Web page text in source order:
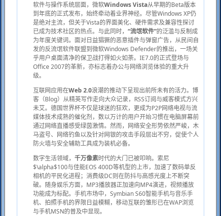
软件与操作系统层面，微软Windows Vista从早期的Beta版本
到年底的正式发布，始终牵动着业界神经。尽管Windows XP仍
是绝对主流，但关于Vista的界面美化、硬件需求及兼容性探讨
已成为技术社区的热点。与此同时， “流氓软件”的泛滥与反制成
为年度关键词。面对日益猖獗的恶意插件与弹窗广告，从民间自
发的反流氓软件联盟到微软Windows Defender的推出，一场关
乎用户桌面清净的保卫战打得如火如荼。IE7.0的正式登场与
Office 2007的革新，亦标志着办公与网络浏览体验的重大升
级。
互联网应用在Web 2.0浪潮的推动下呈现出前所未有的活力。博
客（Blog）从精英写作走向大众记录，RSS订阅与威客模式方兴
未艾。德国世界杯不仅是球迷的狂欢，更成为P2P网络电视与流
媒体技术成熟的催化剂，数以万计的用户开始习惯在电脑屏幕前
通过网络直播感受绿茵激情。然而，网络安全形势依然严峻，木
马盗号、网络钓鱼以及针对网银的攻击手段层出不穷，促使个人
防火墙与安全辅助工具成为装机必备。
数字生活领域， 千万像素时代的大门已被叩响。索尼
$\alpha$100与佳能EOS 400D等机型的上市，加速了数码单反
相机的平民化进程；消费级DC则在防抖与高感光度上不断突
破。随身娱乐方面，MP3播放器正加速向MP4演进，视频播放
功能成为标配。手机市场中，Symbian S60智能手机与音乐手
机、拍照手机的界限日益模糊，移动互联的雏形已在WAP浏览
与手机MSN的普及中显现。